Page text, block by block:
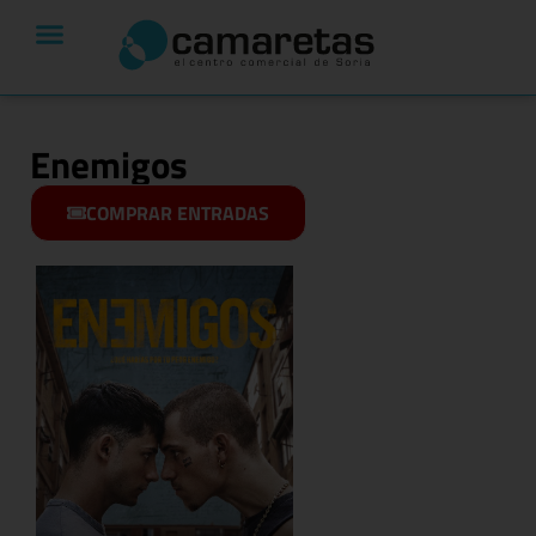
Enemigos
COMPRAR ENTRADAS